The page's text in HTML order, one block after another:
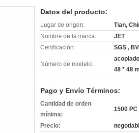
Datos del producto:
Lugar de origen:
Tian,
Nombre de la marca:
JET
Certificación:
SGS ,
Número de modelo:
48 * 48
Pago y Envío Términos:
Cantidad de orden
mínima:
1500 PC
Precio: